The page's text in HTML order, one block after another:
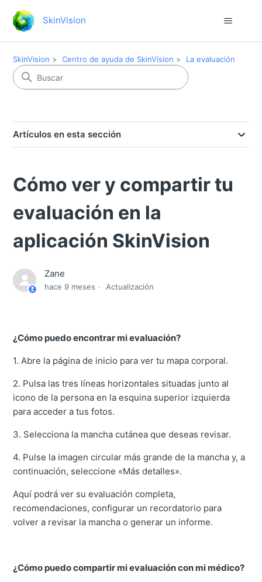
SkinVision
SkinVision Centro de ayuda de SkinVision La evaluación
Artículos en esta sección
Cómo ver y compartir tu
evaluación en la
aplicación SkinVision
Zane
hace 9 meses Actualización
¿Cómo puedo encontrar mi evaluación?
1. Abre la página de inicio para ver tu mapa corporal.
2. Pulsa las tres líneas horizontales situadas junto al
icono de la persona en la esquina superior izquierda
para acceder a tus fotos.
3. Selecciona la mancha cutánea que deseas revisar.
4. Pulse la imagen circular más grande de la mancha y, a
continuación, seleccione «Más detalles».
Aquí podrá ver su evaluación completa,
recomendaciones, configurar un recordatorio para
volver a revisar la mancha o generar un informe.
¿Cómo puedo compartir mi evaluación con mi médico?